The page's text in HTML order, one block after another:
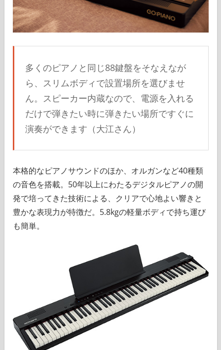
多くのピアノと同じ88鍵盤をそなえなが
ら、スリムボディで設置場所を選びませ
ん。スピーカー内蔵なので、電源を入れる
だけで弾きたい時に弾きたい場所ですぐに
演奏ができます（大江さん）
本格的なピアノサウンドのほか、オルガンなど40種類
の音色を搭載。50年以上にわたるデジタルピアノの開
発で培ってきた技術による、クリアで心地よい響きと
豊かな表現力が特徴だ。5.8kgの軽量ボディで持ち運び
も簡単。